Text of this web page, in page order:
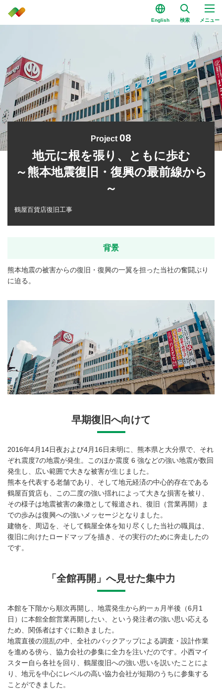
English 検索 メニュー
Project 08
地元に根を張り、ともに歩む
～熊本地震復旧・復興の最前線から
～
鶴屋百貨店復旧工事
背景
熊本地震の被害からの復旧・復興の一翼を担った当社の奮闘ぶり
に迫る。
早期復旧へ向けて
2016年4月14日夜および4月16日未明に、熊本県と大分県で、それ
ぞれ震度7の地震が発生。このほか震度 6 強などの強い地震が数回
発生し、広い範囲で大きな被害が生じました。
熊本を代表する老舗であり、そして地元経済の中心的存在である
鶴屋百貨店も、この二度の強い揺れによって大きな損害を被り、
その様子は地震被害の象徴として報道され、復旧（営業再開）ま
での歩みは復興への強いメッセージとなりました。
建物を、周辺を、そして鶴屋全体を知り尽くした当社の職員は、
復旧に向けたロードマップを描き、その実行のために奔走したの
です。
「全館再開」へ見せた集中力
本館を下階から順次再開し、地震発生から約一ヵ月半後（6月1
日）に本館全館営業再開したい、という発注者の強い思い応える
ため、関係者はすぐに動きました。
地震直後の混乱の中、全社のバックアップによる調査・設計作業
を進める傍ら、協力会社の参集に全力を注いだのです。小西マイ
スター自ら各社を回り、鶴屋復旧への強い思いを説いたことによ
り、地元を中心にレベルの高い協力会社が短期のうちに参集する
ことができました。